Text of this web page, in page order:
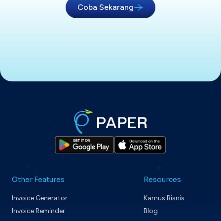
Coba Sekarang
Other Features
Invoice Generator
Invoice Reminder
Resources
Kamus Bisnis
Blog